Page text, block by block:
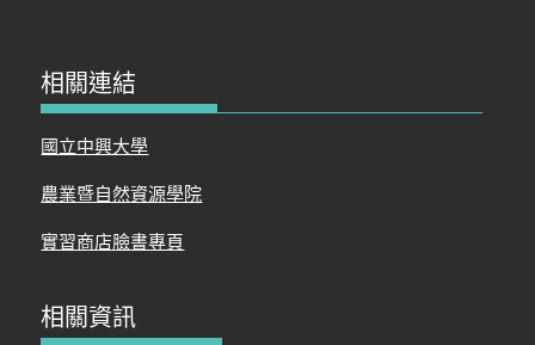
相關連結
國立中興大學
農業暨自然資源學院
實習商店臉書專頁
相關資訊